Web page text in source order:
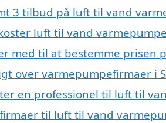
3 tilbud på luft til vand
luft til vand
med til at bestemme prisen
over varmepumpefirmaer i
en professionel til luft til
til luft til vand